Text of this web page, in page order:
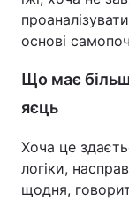
основі
Що має
яєць
Хоча це
логіки,
щодня,